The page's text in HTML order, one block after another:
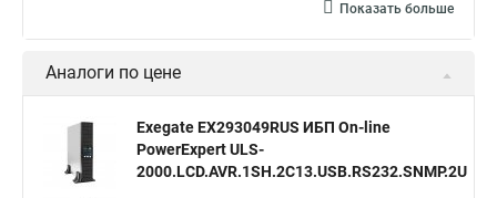
Показать больше
Аналоги по цене
Exegate EX293049RUS ИБП On-line
PowerExpert ULS-
2000.LCD.AVR.1SH.2C13.USB.RS232.SNMP.2U